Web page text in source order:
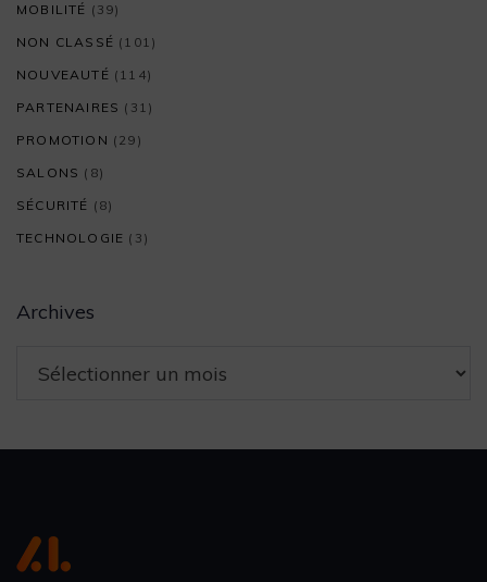
MOBILITÉ (39)
NON CLASSÉ (101)
NOUVEAUTÉ (114)
PARTENAIRES (31)
PROMOTION (29)
SALONS (8)
SÉCURITÉ (8)
TECHNOLOGIE (3)
Archives